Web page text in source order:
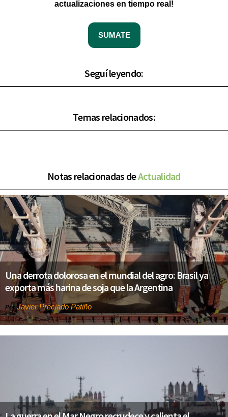
actualizaciones en tiempo real!
SUMATE
Seguí leyendo:
Temas relacionados:
Notas relacionadas deActualidad
Una derrota dolorosa en el mundial del agro: Brasil ya
exporta más harina de soja que la Argentina
PorJavier Preciado Patiño